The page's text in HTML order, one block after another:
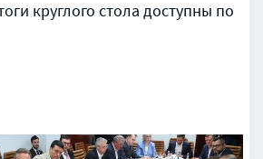
круглого стола доступны по